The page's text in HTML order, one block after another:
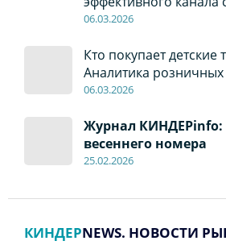
06.03.2026
Кто покупает детские
Аналитика
06.03.2026
Журнал КИНДЕРinfo:
весеннего номера
25.02.2026
КИНДЕРNEWS. НОВОСТИ